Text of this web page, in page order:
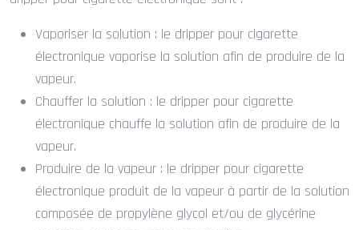
Vaporiser la solution : le dripper pour cigarette
électronique vaporise la solution afin de produire de la
vapeur.
Chauffer la solution : le dripper pour cigarette
électronique chauffe la solution afin de produire de la
vapeur.
Produire de la vapeur : le dripper pour cigarette
électronique produit de la vapeur à partir de la solution
composée de propylène glycol et/ou de glycérine